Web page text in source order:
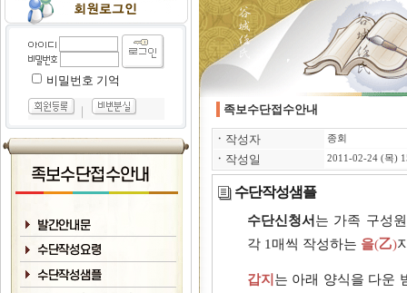
비밀번호 기억
족보수단접수안내
ㆍ 작성자 종회
ㆍ 작성일 2011-02-24 (목)
수단작성샘플
수단신청서 는 가족 구성
각 1매씩 작성하는 을(乙)
갑지 는 아래 양식을 다운